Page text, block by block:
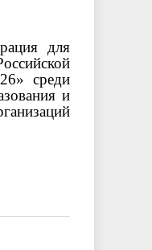
для
среди
и